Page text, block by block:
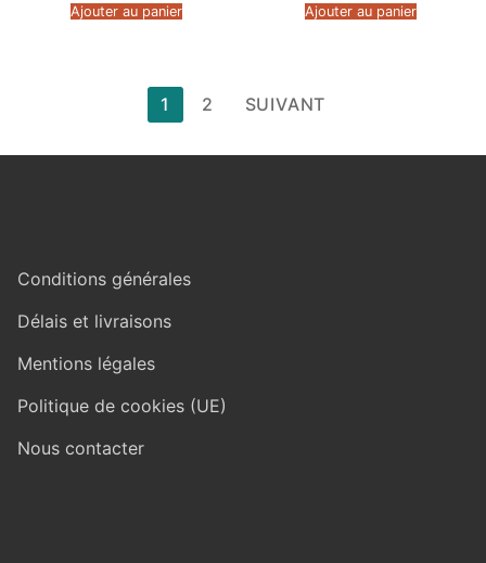
Ajouter au panier Ajouter au panier
publications
1 2 SUIVANT
Conditions générales
Délais et livraisons
Mentions légales
Politique de cookies (UE)
Nous contacter